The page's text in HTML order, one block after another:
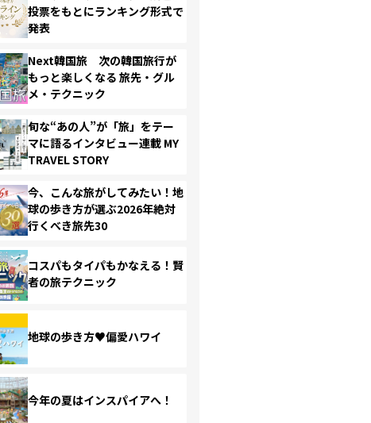
投票をもとにランキング形式で
発表
Next韓国旅 次の韓国旅行が
もっと楽しくなる 旅先・グル
メ・テクニック
旬な“あの人”が「旅」をテー
マに語るインタビュー連載 MY
TRAVEL STORY
今、こんな旅がしてみたい！地
球の歩き方が選ぶ2026年絶対
行くべき旅先30
コスパもタイパもかなえる！賢
者の旅テクニック
地球の歩き方♥偏愛ハワイ
今年の夏はインスパイアへ！